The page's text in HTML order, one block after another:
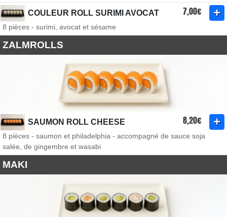
COULEUR ROLL SURIMI AVOCAT 7,00€
8 pièces - surimi, avocat et sésame
ZALMROLLS
SAUMON ROLL CHEESE 8,20€
8 pièces - saumon et philadelphia - accompagné de sauce soja
salée, de gingembre et wasabi
MAKI